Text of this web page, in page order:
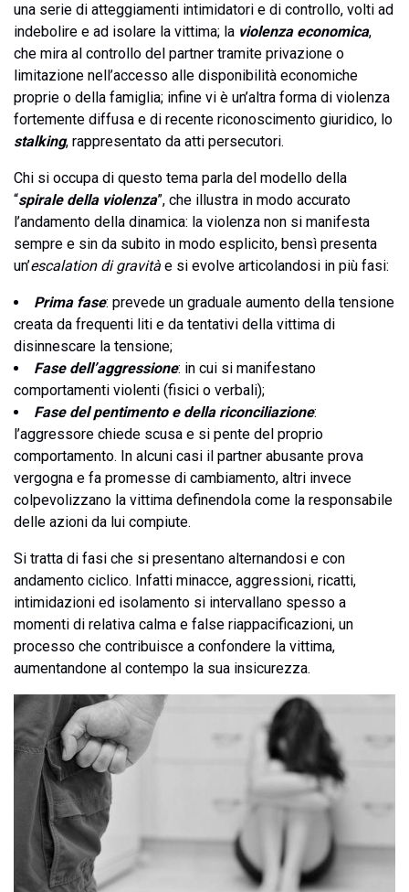
una serie di atteggiamenti intimidatori e di controllo, volti ad
indebolire e ad isolare la vittima; la violenza economica,
che mira al controllo del partner tramite privazione o
limitazione nell’accesso alle disponibilità economiche
proprie o della famiglia; infine vi è un’altra forma di violenza
fortemente diffusa e di recente riconoscimento giuridico, lo
stalking, rappresentato da atti persecutori.
Chi si occupa di questo tema parla del modello della
“spirale della violenza”, che illustra in modo accurato
l’andamento della dinamica: la violenza non si manifesta
sempre e sin da subito in modo esplicito, bensì presenta
un’escalation di gravità e si evolve articolandosi in più fasi:
Prima fase: prevede un graduale aumento della tensione
creata da frequenti liti e da tentativi della vittima di
disinnescare la tensione;
Fase dell’aggressione: in cui si manifestano
comportamenti violenti (fisici o verbali);
Fase del pentimento e della riconciliazione:
l’aggressore chiede scusa e si pente del proprio
comportamento. In alcuni casi il partner abusante prova
vergogna e fa promesse di cambiamento, altri invece
colpevolizzano la vittima definendola come la responsabile
delle azioni da lui compiute.
Si tratta di fasi che si presentano alternandosi e con
andamento ciclico. Infatti minacce, aggressioni, ricatti,
intimidazioni ed isolamento si intervallano spesso a
momenti di relativa calma e false riappacificazioni, un
processo che contribuisce a confondere la vittima,
aumentandone al contempo la sua insicurezza.